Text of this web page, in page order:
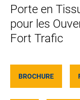
Porte en
pour les
Fort Trafic
BROCHURE